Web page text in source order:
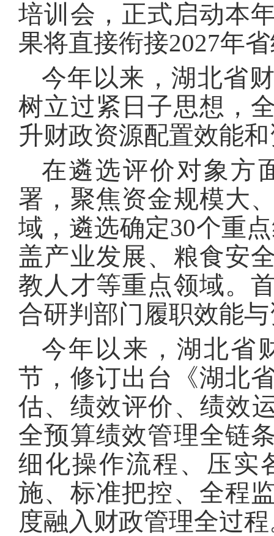
培训会，正式启动本
果将直接衔接2027年
今年以来，湖北省
树立过紧日子思想，
升财政资源配置效能
在遴选评价对象方
署，聚焦资金规模大
域，遴选确定30个重
盖产业发展、粮食安
教人才等重点领域。
合研判部门履职效能
今年以来，湖北省
节，修订出台《湖北
估、绩效评价、绩效
全预算绩效管理全链
细化操作流程、压实
施、标准把控、全程
度融入财政管理全过